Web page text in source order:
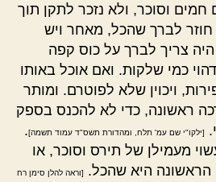
וסוכר, ולא נזכר לתקן תוך
חוזר לברך שהכל, מאחר ויש
צריך לברך על כוס קפה
כמי שלקות. ואם אוכל באותו
ויכוין שלא לפוטרם. ומותר
ראשונה, כדי לא להכנס בספק
[ילקו"י שם עמ' תלח, ומהדורת תשס"ד עמוד תשמה].
מעמילן של תירס וסוכר, או
הראשונה היא שהכל.
[וראה להלן סימן רח